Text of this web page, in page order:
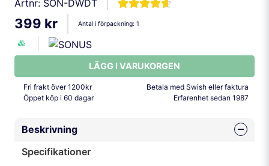
Artnr: SON-DWDT
399 kr Antal i förpackning: 1
LÄGG I VARUKORGEN
Fri frakt över 1200kr
Betala med Swish eller faktura
Öppet köp i 60 dagar
Erfarenhet sedan 1987
Beskrivning
Specifikationer